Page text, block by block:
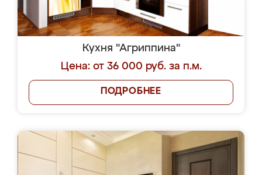
Кухня "Агриппина"
Цена: от 36 000 руб. за п.м.
ПОДРОБНЕЕ